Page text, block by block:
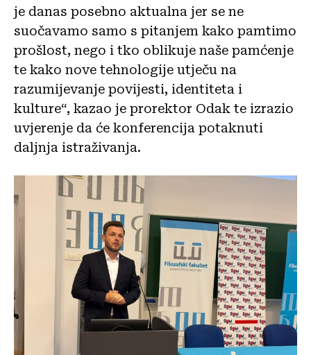
je danas posebno aktualna jer se ne
suočavamo samo s pitanjem kako pamtimo
prošlost, nego i tko oblikuje naše pamćenje
te kako nove tehnologije utječu na
razumijevanje povijesti, identiteta i
kulture“, kazao je prorektor Odak te izrazio
uvjerenje da će konferencija potaknuti
daljnja istraživanja.